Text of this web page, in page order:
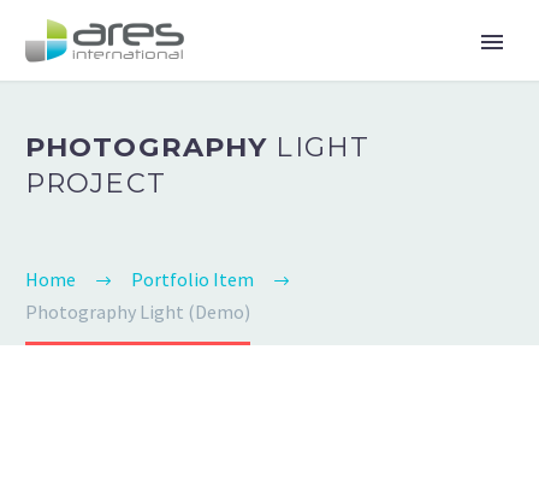
PHOTOGRAPHY LIGHT
PROJECT
Home
Portfolio Item
Photography Light (Demo)